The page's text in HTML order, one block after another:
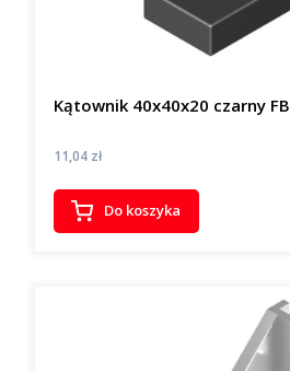
Kątownik 40x40x20 czarny FB
Cena
11,04 zł
Do koszyka